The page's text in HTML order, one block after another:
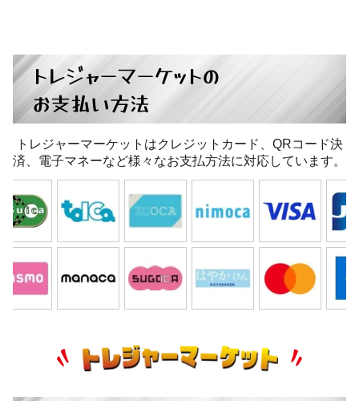
トレジャーマーケットの
お支払い方法
トレジャーマーケットはクレジットカード、QRコード決
済、電子マネーなど様々なお支払方法に対応しています。